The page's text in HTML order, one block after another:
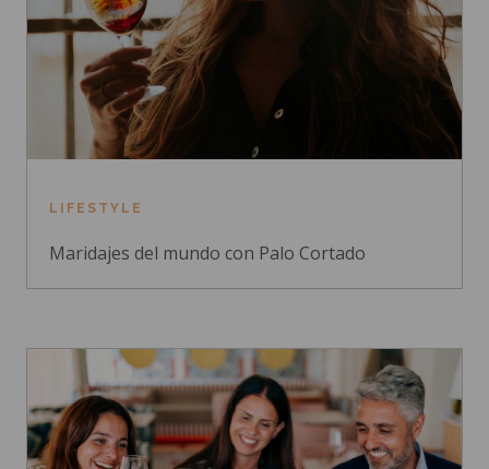
LIFESTYLE
Maridajes del mundo con Palo Cortado